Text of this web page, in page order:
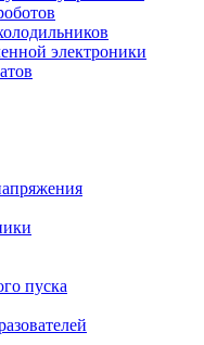
электроники
пуска